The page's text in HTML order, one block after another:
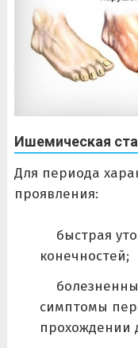
Ишемическая
Для периода
проявления:
быстрая
конечностей;
симптомы
прохождении